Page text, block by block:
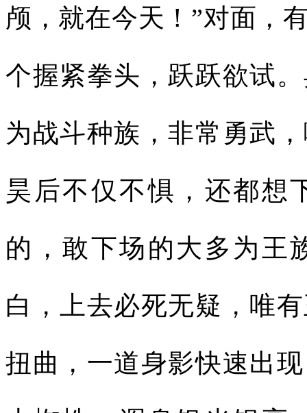
颅，就在今天！”对面，
个握紧拳头，跃跃欲试
为战斗种族，非常勇武
昊后不仅不惧，还都想
的，敢下场的大多为王
白，上去必死无疑，唯
扭曲，一道身影快速出